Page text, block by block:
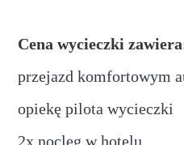
Cena wycieczki
przejazd komfortowym
opiekę pilota wycieczki
2x nocleg w hotelu